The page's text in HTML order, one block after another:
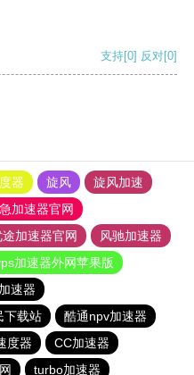
支持[0] 反对[0]
器 旋风
旋风加速
加速器官网
途加速器官网
风驰加速器
加速器外网苹果版
速器
下载站
酷通npv加速器
度器
CC加速器
turbo加速器